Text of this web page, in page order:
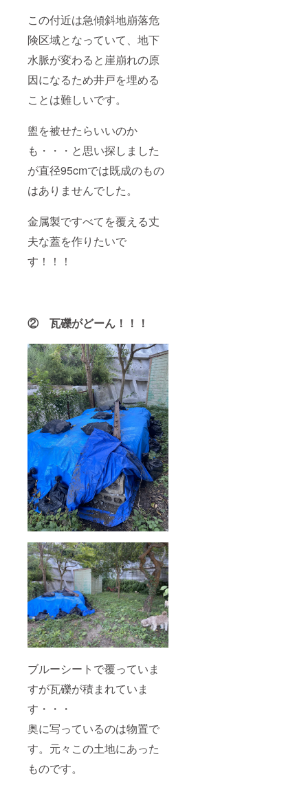
この付近は急傾斜地崩落危
険区域となっていて、地下
水脈が変わると崖崩れの原
因になるため井戸を埋める
ことは難しいです。
盥を被せたらいいのか
も・・・と思い探しました
が直径95cmでは既成のもの
はありませんでした。
金属製ですべてを覆える丈
夫な蓋を作りたいで
す！！！
②瓦礫がどーん！！！
ブルーシートで覆っていま
すが瓦礫が積まれていま
す・・・
奥に写っているのは物置で
す。元々この土地にあった
ものです。